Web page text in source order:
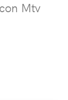
Mtv